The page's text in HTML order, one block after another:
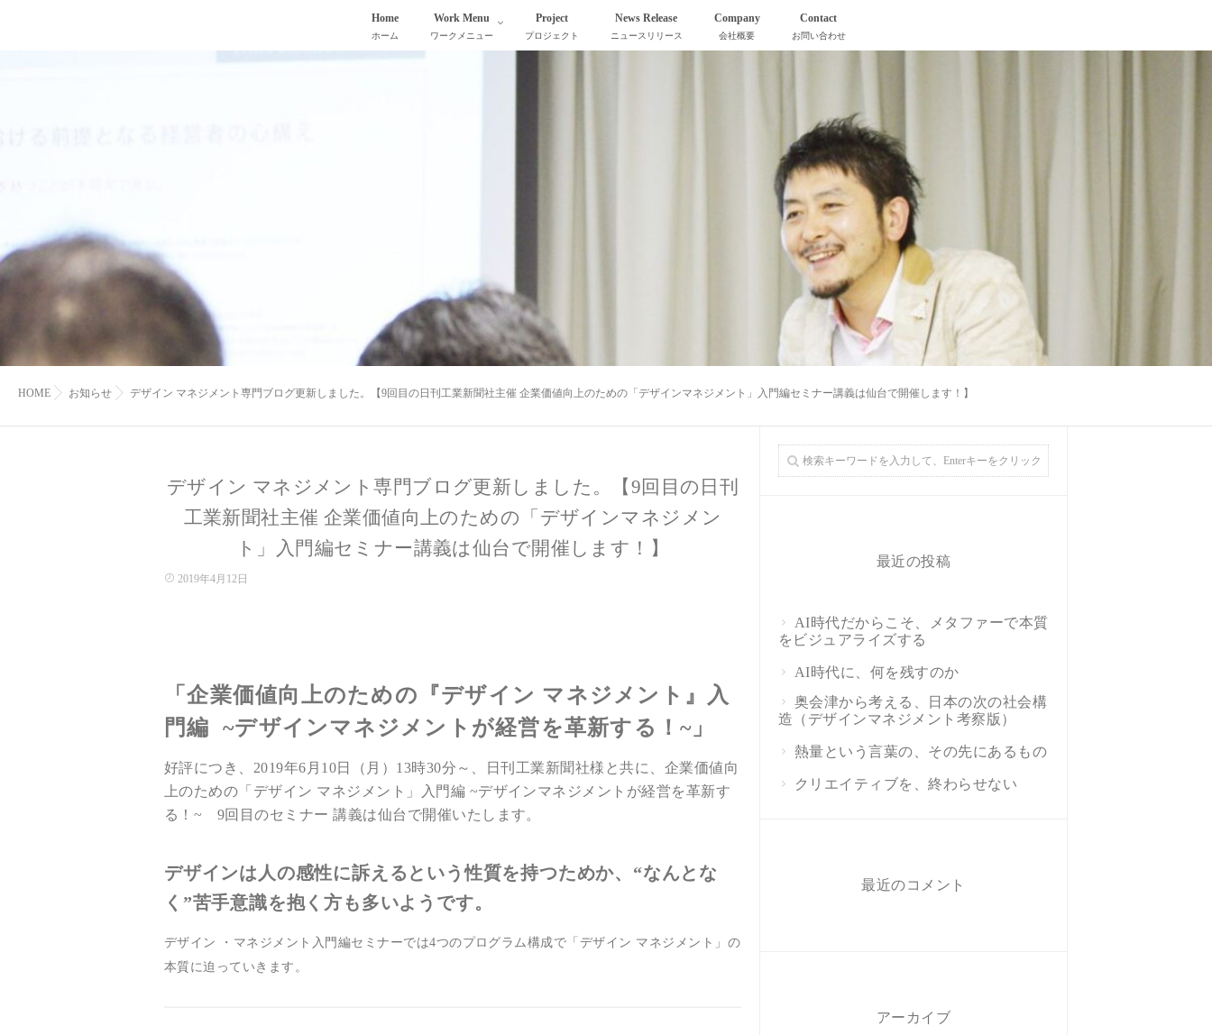
Home
ホーム
Work Menu
ワークメニュー
Project
プロジェクト
News Release
ニュースリリース
Company
会社概要
Contact
お問い合わせ
HOME お知らせ デザイン マネジメント専門ブログ更新しました。【9回目の日刊工業新聞社主催 企業価値向上のための「デザインマネジメント」入門編セミナー講義は仙台で開催します！】
デザイン マネジメント専門ブログ更新しました。【9回目の日刊
工業新聞社主催 企業価値向上のための「デザインマネジメン
ト」入門編セミナー講義は仙台で開催します！】
2019年4月12日
「企業価値向上のための『デザイン マネジメント』入
門編 ~デザインマネジメントが経営を革新する！~」
好評につき、2019年6月10日（月）13時30分～、日刊工業新聞社様と共に、企業価値向
上のための「デザイン マネジメント」入門編 ~デザインマネジメントが経営を革新す
る！~ 9回目のセミナー 講義は仙台で開催いたします。
デザインは人の感性に訴えるという性質を持つためか、“なんとな
く”苦手意識を抱く方も多いようです。
デザイン ・マネジメント入門編セミナーでは4つのプログラム構成で「デザイン マネジメント」の
本質に迫っていきます。
最近の投稿
AI時代だからこそ、メタファーで本質
をビジュアライズする
AI時代に、何を残すのか
奥会津から考える、日本の次の社会構
造（デザインマネジメント考察版）
熱量という言葉の、その先にあるもの
クリエイティブを、終わらせない
最近のコメント
アーカイブ